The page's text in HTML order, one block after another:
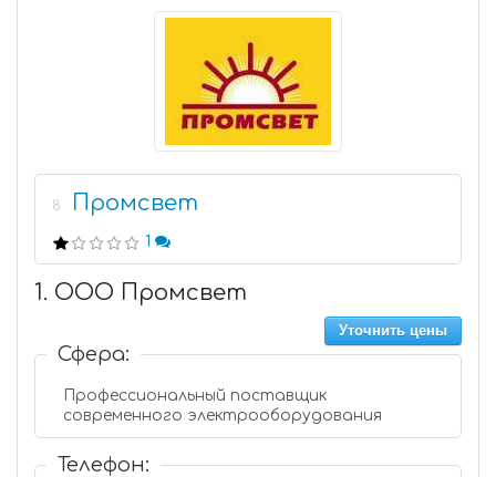
8 Промсвет
1
1. ООО Промсвет
Уточнить цены
Сфера:
Профессиональный поставщик
современного электрооборудования
Телефон: